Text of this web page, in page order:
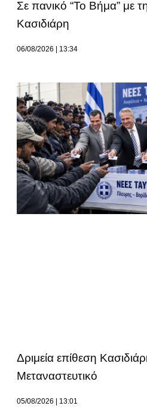
Σε πανικό “Το Βήμα” με
Κασιδιάρη
06/08/2026 13:34
Δριμεία επίθεση
Μεταναστευτικό
05/08/2026 13:01